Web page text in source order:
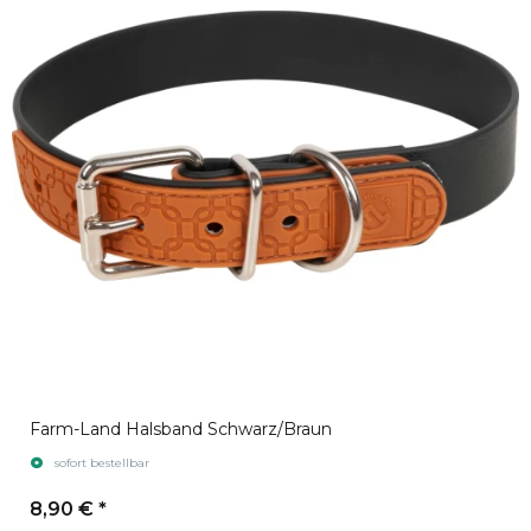
Farm-Land Halsband Schwarz/Braun
sofort bestellbar
8,90 € *